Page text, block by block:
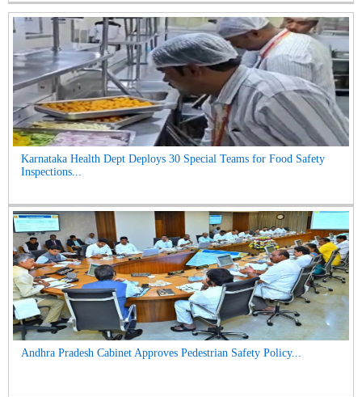
Karnataka Health Dept Deploys 30 Special Teams for Food Safety
Inspections...
Andhra Pradesh Cabinet Approves Pedestrian Safety Policy...